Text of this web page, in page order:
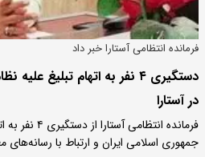
فرمانده انتظامی آستارا خبر داد
دستگیری ۴ نفر به اتهام تبلیغ
در آستارا
فرمانده
جمهوری اسلامی ایران و ارتباط با رسانه‌های